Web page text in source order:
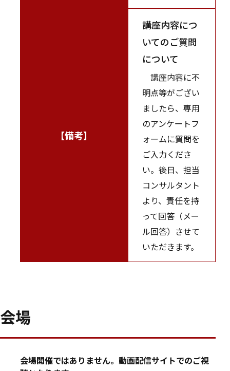
【備考】
講座内容につ
いてのご質問
について
講座内容に不
明点等がござい
ましたら、専用
のアンケートフ
ォームに質問を
ご入力くださ
い。後日、担当
コンサルタント
より、責任を持
って回答（メー
ル回答）させて
いただきます。
会場
会場開催ではありません。動画配信サイトでのご視